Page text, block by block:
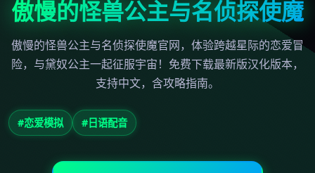
傲慢的怪兽公主与名侦探使魔
傲慢的怪兽公主与名侦探使魔官网，体验跨越星际的恋爱冒
险，与黛奴公主一起征服宇宙！免费下载最新版汉化版本，
支持中文，含攻略指南。
#恋爱模拟 #日语配音